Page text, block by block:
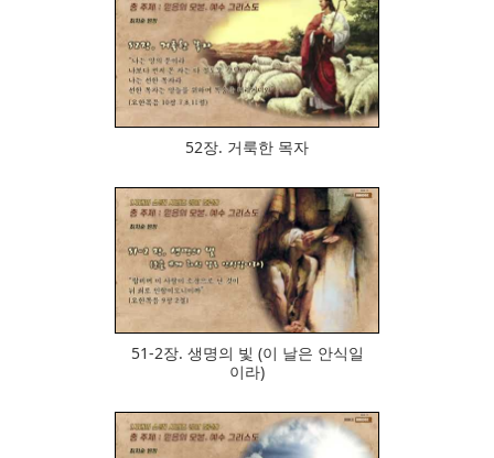
700
52장. 거룩한 목자
918
51-2장. 생명의 빛 (이 날은 안식일
이라)